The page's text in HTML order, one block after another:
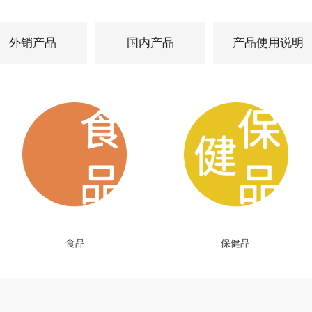
外销产品 国内产品 产品使用说明
保健品
食品